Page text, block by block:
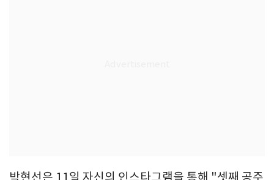
박현선은 11일 자신의 인스타그램을 통해 "셋째 공주